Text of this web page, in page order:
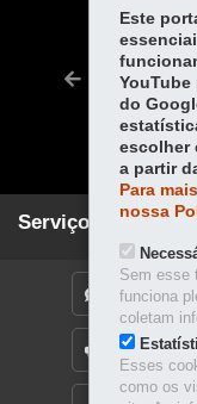
Voltar
Serviços para
DENUNCIE
OUVIDORIA
Este
do
escolher
a partir
Para
nossa
Sem esse
funciona
coletam
Esses
como os